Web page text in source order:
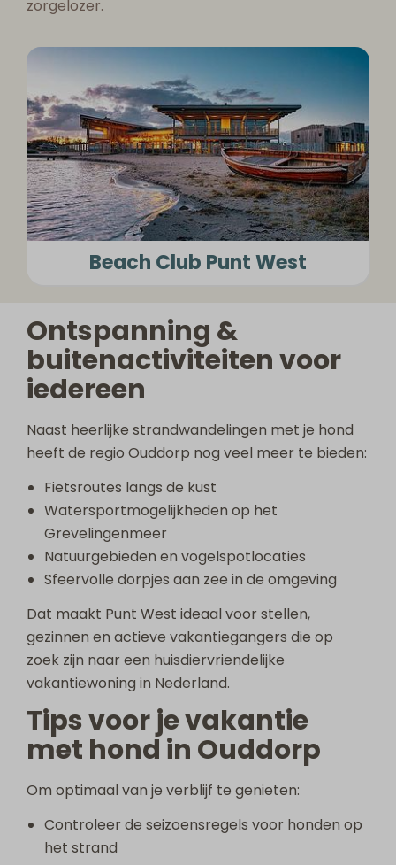
zorgelozer.
Beach Club Punt West
Ontspanning &
buitenactiviteiten voor
iedereen
Naast heerlijke strandwandelingen met je hond
heeft de regio Ouddorp nog veel meer te bieden:
Fietsroutes langs de kust
Watersportmogelijkheden op het
Grevelingenmeer
Natuurgebieden en vogelspotlocaties
Sfeervolle dorpjes aan zee in de omgeving
Dat maakt Punt West ideaal voor stellen,
gezinnen en actieve vakantiegangers die op
zoek zijn naar een huisdiervriendelijke
vakantiewoning in Nederland.
Tips voor je vakantie
met hond in Ouddorp
Om optimaal van je verblijf te genieten:
Controleer de seizoensregels voor honden op
het strand